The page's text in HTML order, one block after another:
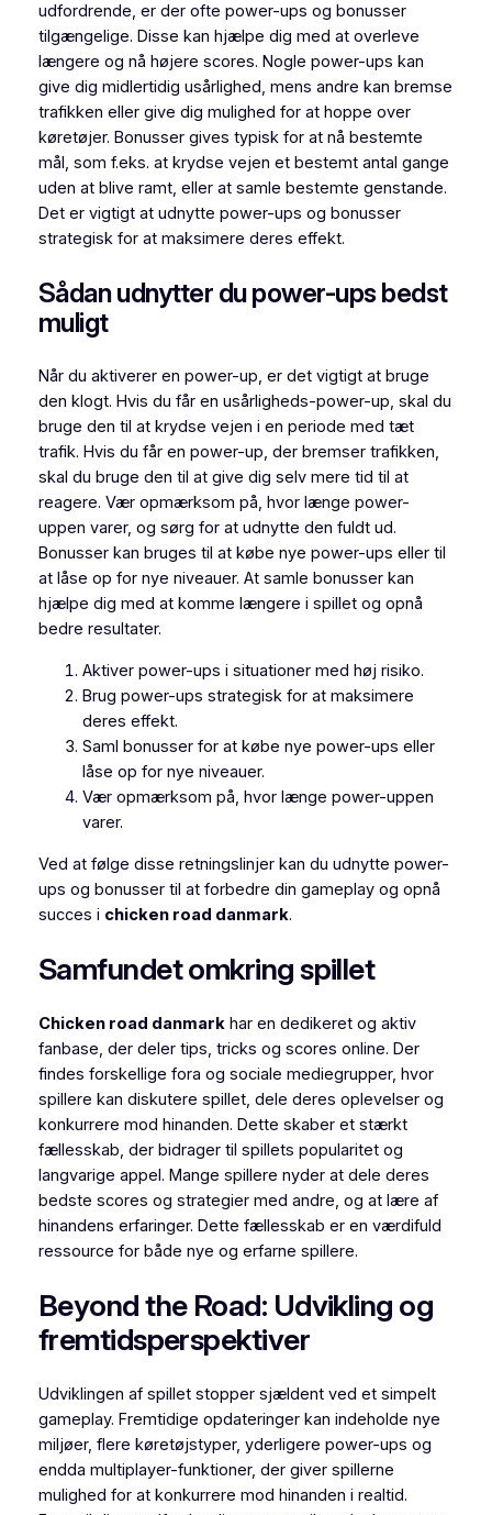
udfordrende, er der ofte power-ups og bonusser
tilgængelige. Disse kan hjælpe dig med at overleve
længere og nå højere scores. Nogle power-ups kan
give dig midlertidig usårlighed, mens andre kan bremse
trafikken eller give dig mulighed for at hoppe over
køretøjer. Bonusser gives typisk for at nå bestemte
mål, som f.eks. at krydse vejen et bestemt antal gange
uden at blive ramt, eller at samle bestemte genstande.
Det er vigtigt at udnytte power-ups og bonusser
strategisk for at maksimere deres effekt.
Sådan udnytter du power-ups bedst
muligt
Når du aktiverer en power-up, er det vigtigt at bruge
den klogt. Hvis du får en usårligheds-power-up, skal du
bruge den til at krydse vejen i en periode med tæt
trafik. Hvis du får en power-up, der bremser trafikken,
skal du bruge den til at give dig selv mere tid til at
reagere. Vær opmærksom på, hvor længe power-
uppen varer, og sørg for at udnytte den fuldt ud.
Bonusser kan bruges til at købe nye power-ups eller til
at låse op for nye niveauer. At samle bonusser kan
hjælpe dig med at komme længere i spillet og opnå
bedre resultater.
Aktiver power-ups i situationer med høj risiko.
Brug power-ups strategisk for at maksimere
deres effekt.
Saml bonusser for at købe nye power-ups eller
låse op for nye niveauer.
Vær opmærksom på, hvor længe power-uppen
varer.
Ved at følge disse retningslinjer kan du udnytte power-
ups og bonusser til at forbedre din gameplay og opnå
succes i chicken road danmark.
Samfundet omkring spillet
Chicken road danmarkhar en dedikeret og aktiv
fanbase, der deler tips, tricks og scores online. Der
findes forskellige fora og sociale mediegrupper, hvor
spillere kan diskutere spillet, dele deres oplevelser og
konkurrere mod hinanden. Dette skaber et stærkt
fællesskab, der bidrager til spillets popularitet og
langvarige appel. Mange spillere nyder at dele deres
bedste scores og strategier med andre, og at lære af
hinandens erfaringer. Dette fællesskab er en værdifuld
ressource for både nye og erfarne spillere.
Beyond the Road: Udvikling og
fremtidsperspektiver
Udviklingen af spillet stopper sjældent ved et simpelt
gameplay. Fremtidige opdateringer kan indeholde nye
miljøer, flere køretøjstyper, yderligere power-ups og
endda multiplayer-funktioner, der giver spillerne
mulighed for at konkurrere mod hinanden i realtid.